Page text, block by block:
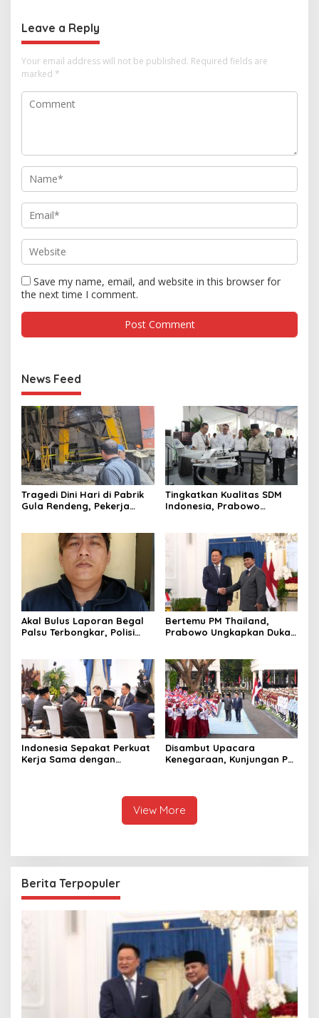
Leave a Reply
Your email address will not be published. Required fields are
marked *
Save my name, email, and website in this browser for
the next time I comment.
News Feed
Tragedi Dini Hari di Pabrik
Gula Rendeng, Pekerja
Tingkatkan Kualitas SDM
Indonesia, Prabowo
Terbaik Dunia
Akal Bulus Laporan Begal
Palsu Terbongkar, Polisi
Bertemu PM Thailand,
Prabowo Ungkapkan Duka
Raja Thailand
Indonesia Sepakat Perkuat
Kerja Sama dengan
Disambut Upacara
Kenegaraan, Kunjungan PM
View More
Berita Terpopuler